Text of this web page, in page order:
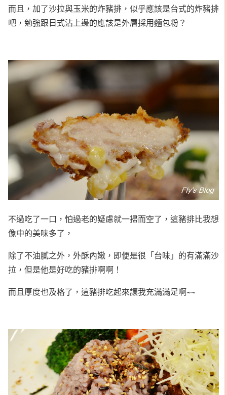
而且，加了沙拉與玉米的炸豬排，似乎應該是台式的炸豬排
吧，勉強跟日式沾上邊的應該是外層採用麵包粉？
不過吃了一口，怕過老的疑慮就一掃而空了，這豬排比我想
像中的美味多了，
除了不油膩之外，外酥內嫩，即便是很「台味」的有滿滿沙
拉，但是他是好吃的豬排啊啊！
而且厚度也及格了，這豬排吃起來讓我充滿滿足啊~~